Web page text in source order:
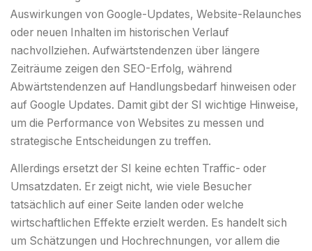
Auswirkungen von Google-Updates, Website-Relaunches
oder neuen Inhalten im historischen Verlauf
nachvollziehen. Aufwärtstendenzen über längere
Zeiträume zeigen den SEO-Erfolg, während
Abwärtstendenzen auf Handlungsbedarf hinweisen oder
auf Google Updates. Damit gibt der SI wichtige Hinweise,
um die Performance von Websites zu messen und
strategische Entscheidungen zu treffen.
Allerdings ersetzt der SI keine echten Traffic- oder
Umsatzdaten. Er zeigt nicht, wie viele Besucher
tatsächlich auf einer Seite landen oder welche
wirtschaftlichen Effekte erzielt werden. Es handelt sich
um Schätzungen und Hochrechnungen, vor allem die